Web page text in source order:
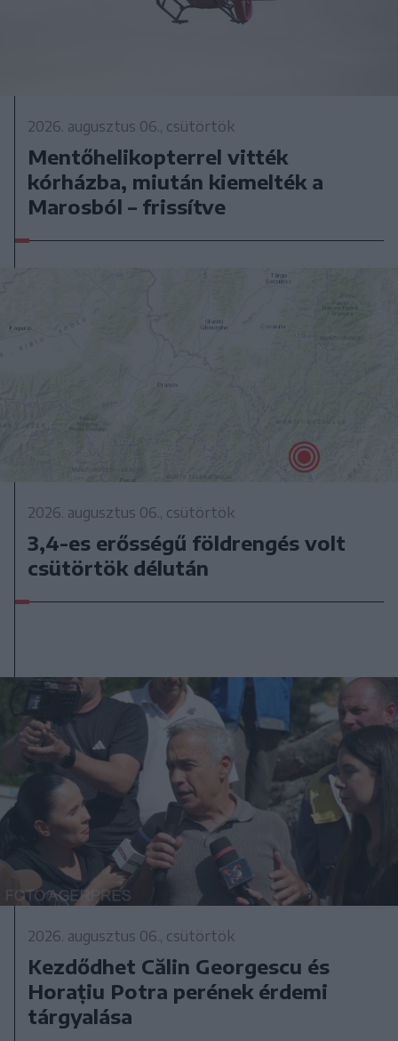
2026. augusztus 06., csütörtök
Mentőhelikopterrel vitték
kórházba, miután kiemelték a
Marosból – frissítve
2026. augusztus 06., csütörtök
3,4-es erősségű földrengés volt
csütörtök délután
2026. augusztus 06., csütörtök
Kezdődhet Călin Georgescu és
Horațiu Potra perének érdemi
tárgyalása